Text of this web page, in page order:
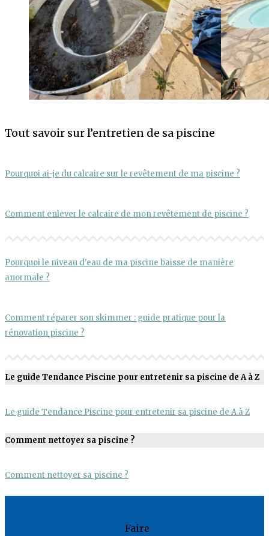
Tout savoir sur l’entretien de sa piscine
Pourquoi ai-je du calcaire sur le revêtement de ma piscine ?
Comment enlever le calcaire de mon revêtement de piscine ?
Pourquoi le niveau d'eau de ma piscine baisse de manière
anormale ?
Comment réparer son skimmer : guide pratique pour la
rénovation piscine ?
Le guide Tendance Piscine pour entretenir sa piscine de A à Z
Le guide Tendance Piscine pour entretenir sa piscine de A à Z
Comment nettoyer sa piscine ?
Comment nettoyer sa piscine ?
Faire